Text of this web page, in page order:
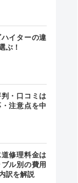
イターの違
ぶ！
・口コミは
注意点を中
修理料金は
ル別の費用
訳を解説